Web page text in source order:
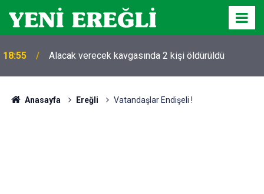
18:55 Alacak verecek kavgasında 2 kişi öldürüldü
Anasayfa Ereğli Vatandaşlar Endişeli !